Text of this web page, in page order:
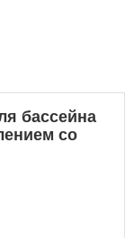
бассейна
со